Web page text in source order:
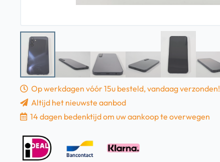
Op werkdagen vóór 15u besteld, vandaag verzonden!
Altijd het nieuwste aanbod
14 dagen bedenktijd om uw aankoop te overwegen